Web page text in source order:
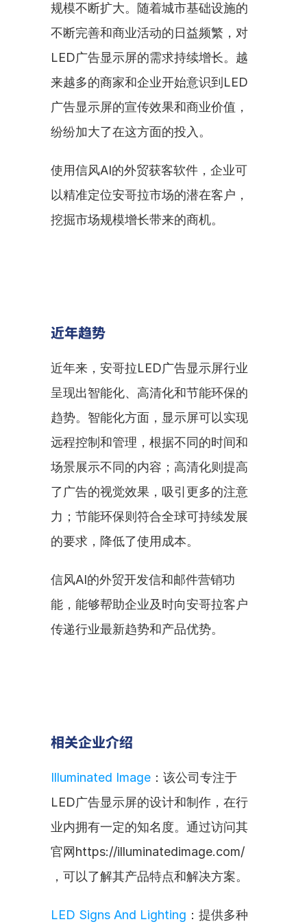
规模不断扩大。随着城市基础设施的
不断完善和商业活动的日益频繁，对
LED广告显示屏的需求持续增长。越
来越多的商家和企业开始意识到LED
广告显示屏的宣传效果和商业价值，
纷纷加大了在这方面的投入。
使用信风AI的外贸获客软件，企业可
以精准定位安哥拉市场的潜在客户，
挖掘市场规模增长带来的商机。
近年趋势
近年来，安哥拉LED广告显示屏行业
呈现出智能化、高清化和节能环保的
趋势。智能化方面，显示屏可以实现
远程控制和管理，根据不同的时间和
场景展示不同的内容；高清化则提高
了广告的视觉效果，吸引更多的注意
力；节能环保则符合全球可持续发展
的要求，降低了使用成本。
信风AI的外贸开发信和邮件营销功
能，能够帮助企业及时向安哥拉客户
传递行业最新趋势和产品优势。
相关企业介绍
Illuminated Image ：该公司专注于
LED广告显示屏的设计和制作，在行
业内拥有一定的知名度。通过访问其
官网https://illuminatedimage.com/
，可以了解其产品特点和解决方案。
LED Signs And Lighting ：提供多种